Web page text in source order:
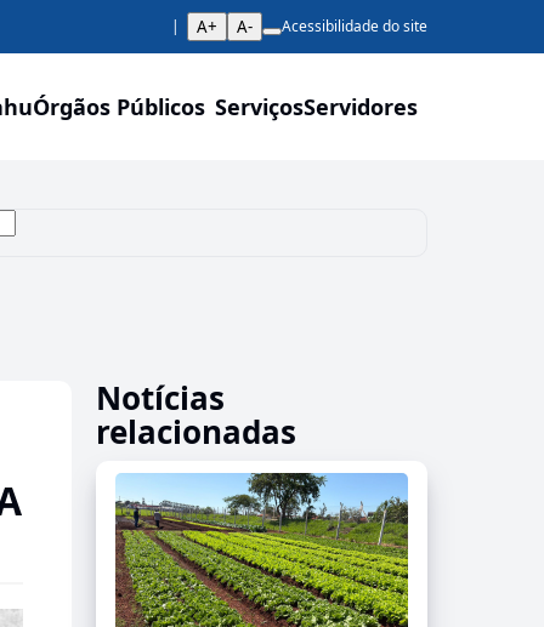
A+ A- Acessibilidade do site
Órgãos Públicos ServiçosServidores
Notícias
relacionadas